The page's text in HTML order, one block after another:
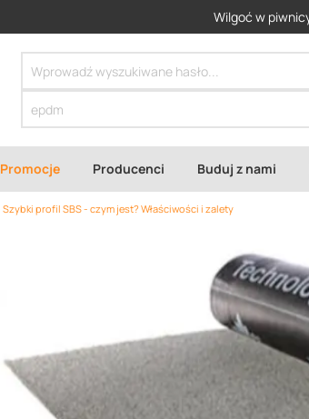
Wilgoć w
Promocje Producenci Buduj z nami
Szybki profil SBS - czym jest? Właściwości i zalety